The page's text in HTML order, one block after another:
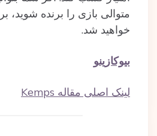
خواهید شد.
بیوکازینو
لینک اصلی مقاله Kemps